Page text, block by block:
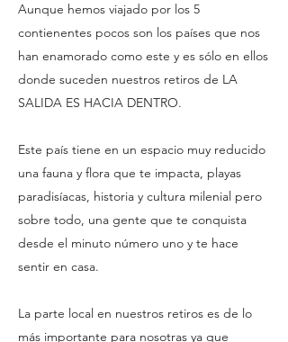
Aunque hemos viajado por los 5
contienentes pocos son los países que nos
han enamorado como este y es sólo en ellos
donde suceden nuestros retiros de LA
SALIDA ES HACIA DENTRO.
Este país tiene en un espacio muy reducido
una fauna y flora que te impacta, playas
paradisíacas, historia y cultura milenial pero
sobre todo, una gente que te conquista
desde el minuto número uno y te hace
sentir en casa.
La parte local en nuestros retiros es de lo
más importante para nosotras ya que